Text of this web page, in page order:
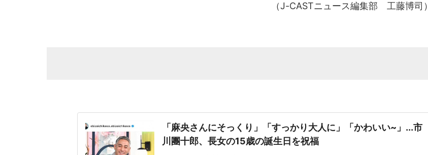
（J-CASTニュース編集部 工藤博司）
「麻央さんにそっくり」「すっかり大人に」「かわいい~」...市
川團十郎、長女の15歳の誕生日を祝福